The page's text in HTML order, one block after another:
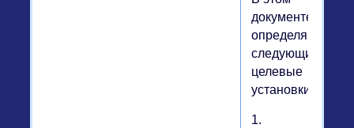
документе
определяются
следующие
целевые
установки:
1.